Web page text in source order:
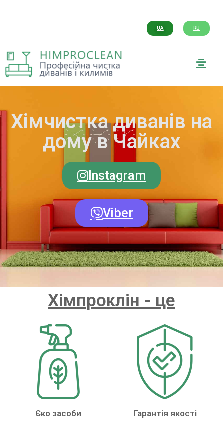
UA RU
Хімчистка диванів на
дому в Чайках
Instagram
Viber
Хімпроклін - це
Єко засоби Гарантія якості